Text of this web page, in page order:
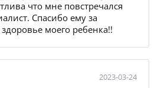
что мне повстречался
Спасибо ему за
моего ребенка!!
2023-03-24